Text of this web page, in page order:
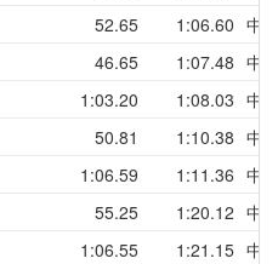
52.65 1:06.60 中
46.65 1:07.48 中
1:03.20 1:08.03 中
50.81 1:10.38 中
1:06.59 1:11.36 中
55.25 1:20.12 中
1:06.55 1:21.15 中